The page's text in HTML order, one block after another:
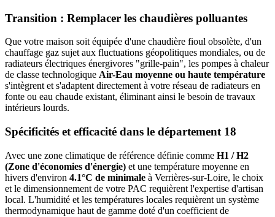
Transition : Remplacer les chaudières polluantes
Que votre maison soit équipée d'une chaudière fioul obsolète, d'un
chauffage gaz sujet aux fluctuations géopolitiques mondiales, ou de
radiateurs électriques énergivores "grille-pain", les pompes à chaleur
de classe technologique Air-Eau moyenne ou haute température
s'intègrent et s'adaptent directement à votre réseau de radiateurs en
fonte ou eau chaude existant, éliminant ainsi le besoin de travaux
intérieurs lourds.
Spécificités et efficacité dans le département 18
Avec une zone climatique de référence définie comme H1 / H2
(Zone d'économies d'énergie) et une température moyenne en
hivers d'environ 4.1°C de minimale à Verrières-sur-Loire, le choix
et le dimensionnement de votre PAC requièrent l'expertise d'artisan
local. L'humidité et les températures locales requièrent un système
thermodynamique haut de gamme doté d'un coefficient de